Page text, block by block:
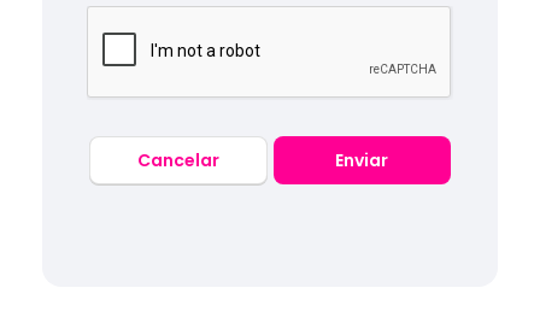
Cancelar Enviar